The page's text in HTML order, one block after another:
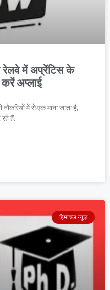
रेलवे में अप्रेंटिस के
करें अप्लाई
में से एक माना जाता है,
हैं.
हिमाचल न्यूज़